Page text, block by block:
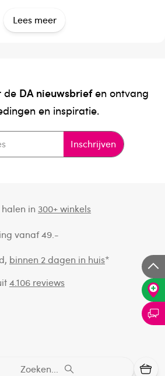
Zoeken...
Lees meer
de DA nieuwsbriefen ontvang
en inspiratie.
Inschrijven
halen in300+ winkels
vanaf 49.-
binnen 2 dagen in huis*
4.106 reviews